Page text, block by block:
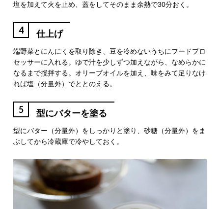
塩を加えて火を止め、蓋をしてそのまま余熱で30分おく。
4 仕上げ
端野菜とにんにくを取り除き、豆を冷めないうちにフードプロ
セッサーに入れる。ゆで汁を少しずつ加えながら、なめらかに
なるまで撹拌する。オリーブオイルを加え、味をみて足りなけ
れば塩（分量外）でととのえる。
5 型にバターを塗る
型にバター（分量外）をしっかりと塗り、砂糖（分量外）をま
ぶしてから冷蔵庫で冷やしておく。